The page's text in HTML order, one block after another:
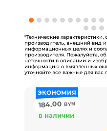
*Технические характеристики,
производитель, внешний вид
информационных целях и
производителя. Пожалуйста,
неточности в описании и
информацию о выявленных
уточняйте все важные для вас
ЭКОНОМИЯ
184.00BYN
в наличии